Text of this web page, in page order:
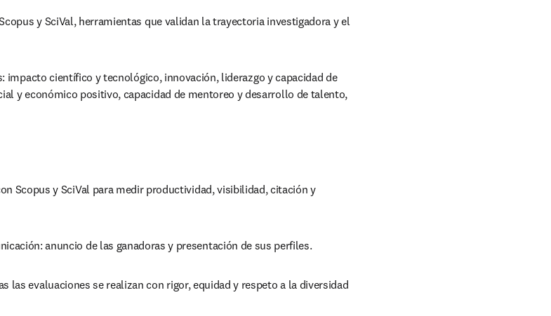
y SciVal, herramientas que validan la trayectoria investigadora y el
impacto científico y tecnológico, innovación, liderazgo y capacidad de
y económico positivo, capacidad de mentoreo y desarrollo de talento,
Scopus y SciVal para medir productividad, visibilidad, citación y
anuncio de las ganadoras y presentación de sus perfiles.
las evaluaciones se realizan con rigor, equidad y respeto a la diversidad